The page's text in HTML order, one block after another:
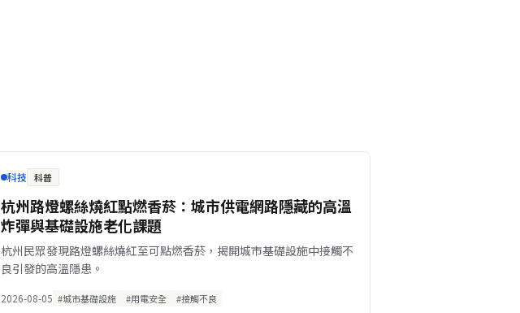
科技 科普
杭州路燈螺絲燒紅點燃香菸：城市供電網路隱藏的高溫
炸彈與基礎設施老化課題
杭州民眾發現路燈螺絲燒紅至可點燃香菸，揭開城市基礎設施中接觸不
良引發的高溫隱患。
2026-08-05 #城市基礎設施 #用電安全 #接觸不良